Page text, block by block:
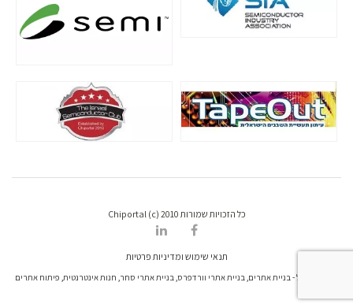
כל הזכויות שמורות Chiportal (c) 2010
תנאי שימוש ומדיניות פרטיות
דרונט דיגיטל - בניית אתרים, בניית אתרי וורדפרס, בניית אתרי סחר, חנות אינטרנטית, פיתוח אתרים